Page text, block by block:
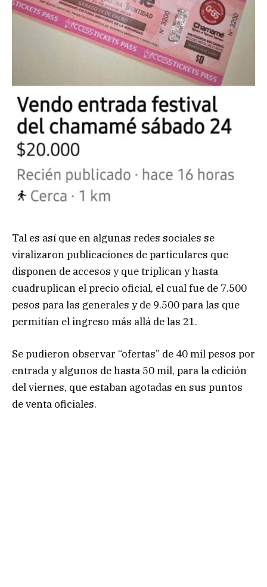
Tal es así que en algunas redes sociales se
viralizaron publicaciones de particulares que
disponen de accesos y que triplican y hasta
cuadruplican el precio oficial, el cual fue de 7.500
pesos para las generales y de 9.500 para las que
permitían el ingreso más allá de las 21.
Se pudieron observar “ofertas” de 40 mil pesos por
entrada y algunos de hasta 50 mil, para la edición
del viernes, que estaban agotadas en sus puntos
de venta oficiales.